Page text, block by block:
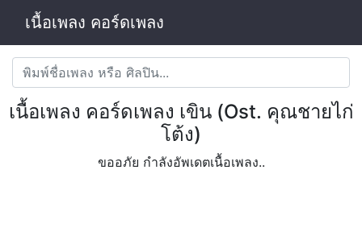
เนื้อเพลง คอร์ดเพลง
เนื้อเพลง คอร์ดเพลง เขิน (Ost. คุณชายไก่
โต้ง)
ขออภัย กำลังอัพเดตเนื้อเพลง..